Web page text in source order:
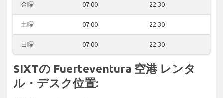
金曜 07:00 22:30
土曜 07:00 22:30
日曜 07:00 22:30
SIXTの Fuerteventura 空港 レンタ
ル・デスク位置: